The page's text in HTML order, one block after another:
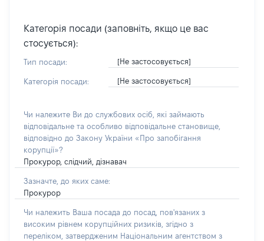
Категорія посади (заповніть, якщо це вас
стосується):
Тип посади: [Не застосовується]
Категорія посади: [Не застосовується]
Чи належите Ви до службових осіб, які займають
відповідальне та особливо відповідальне становище,
відповідно до Закону України «Про запобігання
корупції»?
Прокурор, слідчий, дізнавач
Зазначте, до яких саме:
Прокурор
Чи належить Ваша посада до посад, пов'язаних з
високим рівнем корупційних ризиків, згідно з
переліком, затвердженим Національним агентством з